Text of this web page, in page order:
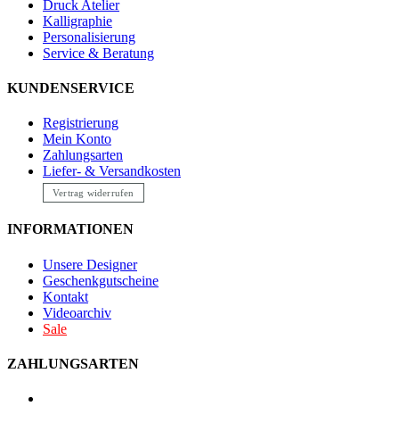
Druck Atelier
Kalligraphie
Personalisierung
Service & Beratung
KUNDENSERVICE
Registrierung
Mein Konto
Zahlungsarten
Liefer- & Versandkosten
Vertrag widerrufen
INFORMATIONEN
Unsere Designer
Geschenkgutscheine
Kontakt
Videoarchiv
Sale
ZAHLUNGSARTEN